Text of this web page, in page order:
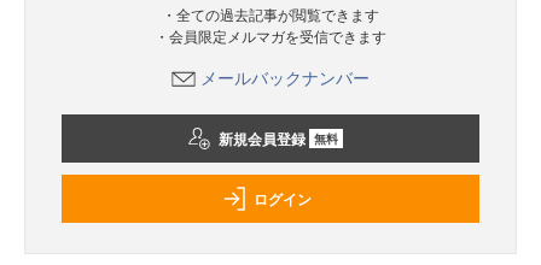
・全ての過去記事が閲覧できます
・会員限定メルマガを受信できます
メールバックナンバー
新規会員登録 無料
ログイン